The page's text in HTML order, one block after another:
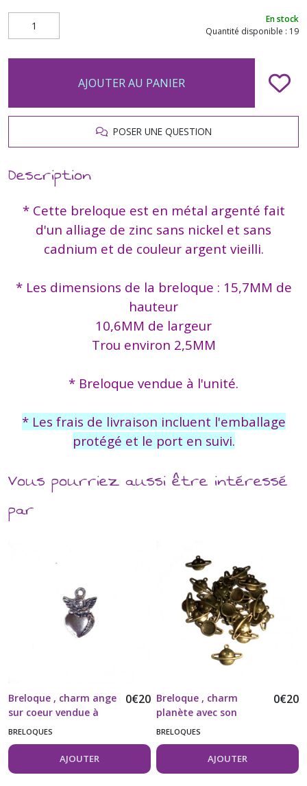
En stock
Quantité disponible : 19
AJOUTER AU PANIER
POSER UNE QUESTION
Description
* Cette breloque est en métal argenté fait
d'un alliage de zinc sans nickel et sans
cadnium et de couleur argent vieilli.
* Les dimensions de la breloque : 15,7MM de
hauteur
10,6MM de largeur
Trou environ 2,5MM
* Breloque vendue à l'unité.
* Les frais de livraison incluent l'emballage
protégé et le port en suivi.
Vous pourriez aussi être intéressé
par
Breloque , charm ange
sur coeur vendue à
l'unité
0€20
BRELOQUES
AJOUTER
Breloque , charm
planète avec son
anneau et ses étoiles
0€20
BRELOQUES
AJOUTER